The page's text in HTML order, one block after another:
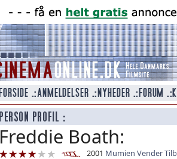
Freddie Boath:
2001 Mumien Vender